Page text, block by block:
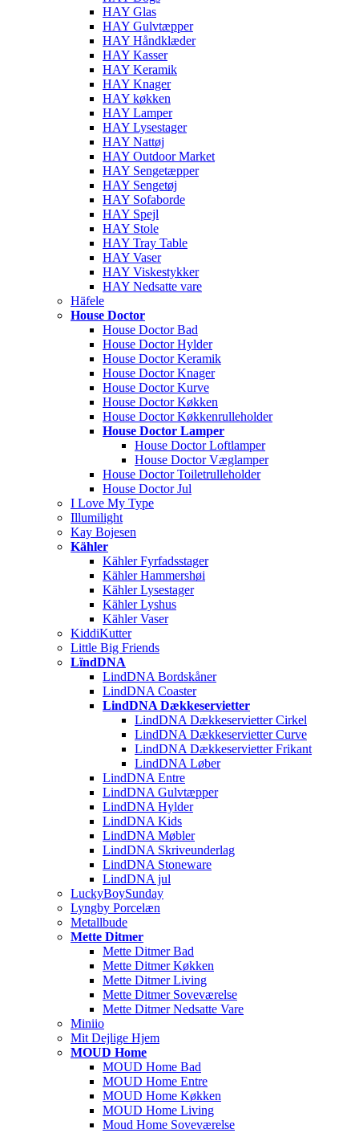
HAY Glas
HAY Gulvtæpper
HAY Håndklæder
HAY Kasser
HAY Keramik
HAY Knager
HAY køkken
HAY Lamper
HAY Lysestager
HAY Nattøj
HAY Outdoor Market
HAY Sengetæpper
HAY Sengetøj
HAY Sofaborde
HAY Spejl
HAY Stole
HAY Tray Table
HAY Vaser
HAY Viskestykker
HAY Nedsatte vare
Häfele
House Doctor
House Doctor Bad
House Doctor Hylder
House Doctor Keramik
House Doctor Knager
House Doctor Kurve
House Doctor Køkken
House Doctor Køkkenrulleholder
House Doctor Lamper
House Doctor Loftlamper
House Doctor Væglamper
House Doctor Toiletrulleholder
House Doctor Jul
I Love My Type
Illumilight
Kay Bojesen
Kähler
Kähler Fyrfadsstager
Kähler Hammershøi
Kähler Lysestager
Kähler Lyshus
Kähler Vaser
KiddiKutter
Little Big Friends
LïndDNA
LindDNA Bordskåner
LindDNA Coaster
LindDNA Dækkeservietter
LindDNA Dækkeservietter Cirkel
LindDNA Dækkeservietter Curve
LindDNA Dækkeservietter Frikant
LindDNA Løber
LindDNA Entre
LindDNA Gulvtæpper
LindDNA Hylder
LindDNA Kids
LindDNA Møbler
LindDNA Skriveunderlag
LindDNA Stoneware
LindDNA jul
LuckyBoySunday
Lyngby Porcelæn
Metallbude
Mette Ditmer
Mette Ditmer Bad
Mette Ditmer Køkken
Mette Ditmer Living
Mette Ditmer Soveværelse
Mette Ditmer Nedsatte Vare
Miniio
Mit Dejlige Hjem
MOUD Home
MOUD Home Bad
MOUD Home Entre
MOUD Home Køkken
MOUD Home Living
Moud Home Soveværelse